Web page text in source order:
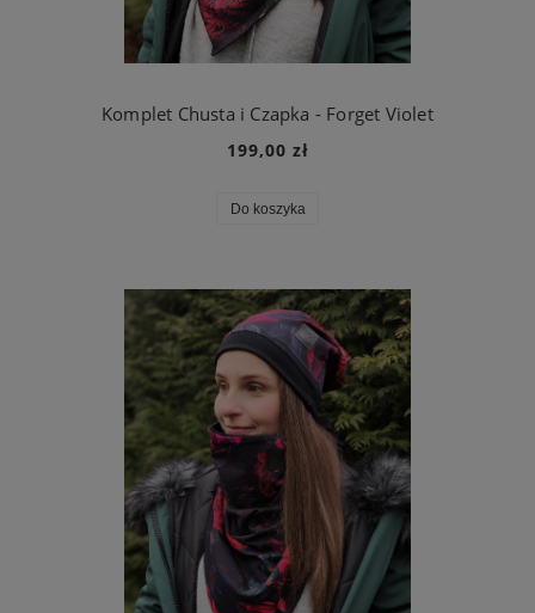
Komplet Chusta i Czapka - Forget Violet
199,00 zł
Do koszyka